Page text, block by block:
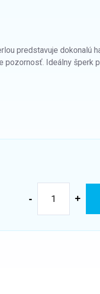
predstavuje dokonalú
Ideálny šperk